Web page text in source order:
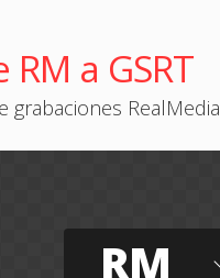
a GSRT
grabaciones RealMedia
RM